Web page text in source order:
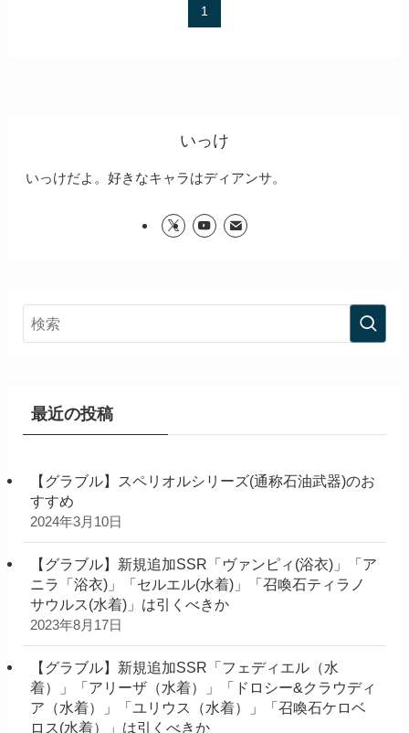
1
いっけ
いっけだよ。好きなキャラはディアンサ。
最近の投稿
【グラブル】スペリオルシリーズ(通称石油武器)のお
すすめ
2024年3月10日
【グラブル】新規追加SSR「ヴァンピィ(浴衣)」「ア
ニラ「浴衣)」「セルエル(水着)」「召喚石ティラノ
サウルス(水着)」は引くべきか
2023年8月17日
【グラブル】新規追加SSR「フェディエル（水
着）」「アリーザ（水着）」「ドロシー&クラウディ
ア（水着）」「ユリウス（水着）」「召喚石ケロベ
ロス(水着）」は引くべきか